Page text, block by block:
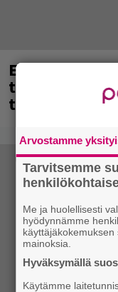
Eppu
tänään –
täältä
Arvostamme
Tarvitsemme
Me ja huolellisesti
hyödynnämme
mainoksia.
Hyväksymällä
Käytämme